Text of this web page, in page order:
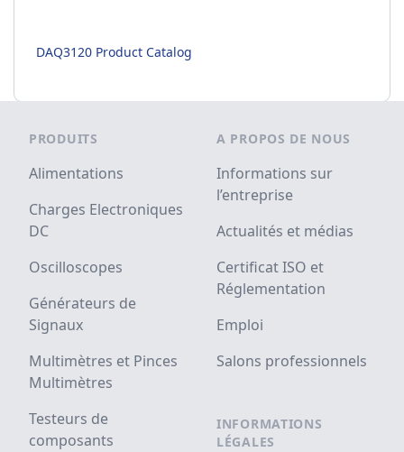
DAQ3120 Product Catalog
PRODUITS
Alimentations
Charges Electroniques
DC
Oscilloscopes
Générateurs de
Signaux
Multimètres et Pinces
Multimètres
Testeurs de
composants
A PROPOS DE NOUS
Informations sur
l’entreprise
Actualités et médias
Certificat ISO et
Réglementation
Emploi
Salons professionnels
INFORMATIONS
LÉGALES